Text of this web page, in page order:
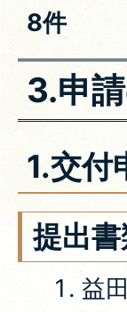
8件
3.申
1.交付
提出
益